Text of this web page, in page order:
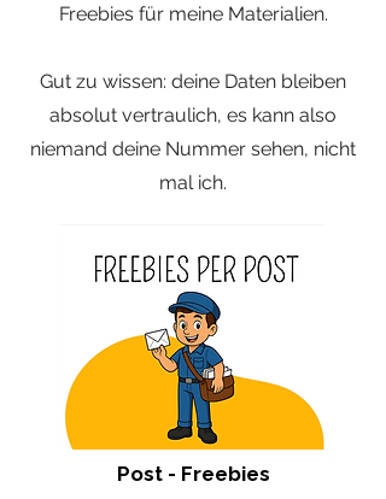
Freebies für meine Materialien.
Gut zu wissen: deine Daten bleiben
absolut vertraulich, es kann also
niemand deine Nummer sehen, nicht
mal ich.
Post - Freebies